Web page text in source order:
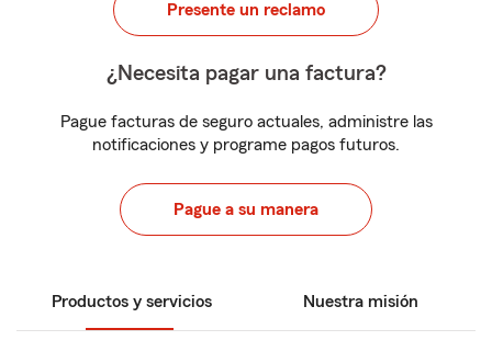
Presente un reclamo
¿Necesita pagar una factura?
Pague facturas de seguro actuales, administre las
notificaciones y programe pagos futuros.
Pague a su manera
Productos y servicios Nuestra misión